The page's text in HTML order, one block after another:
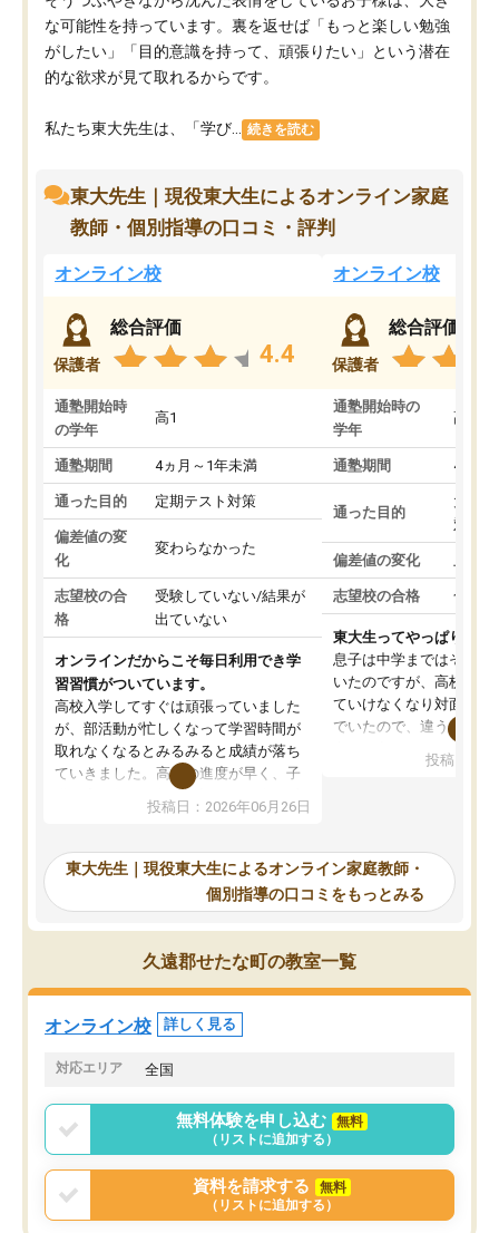
な可能性を持っています。裏を返せば「もっと楽しい勉強
がしたい」「目的意識を持って、頑張りたい」という潜在
的な欲求が見て取れるからです。
私たち東大先生は、「学び... 続きを読む
東大先生｜現役東大生によるオンライン家庭
教師・個別指導の口コミ・評判
オンライン校
保護者
総合評価
4.4
通塾開始時
の学年
高1
通塾期間 4ヵ月～1年未満
通った目的 定期テスト対策
偏差値の変
化
変わらなかった
志望校の合
格
受験していない/結果が
出ていない
オンラインだからこそ毎日利用でき学
習習慣がついています。
高校入学してすぐは頑張っていました
が、部活動が忙しくなって学習時間が
取れなくなるとみるみると成績が落ち
ていきました。高校の進度が早く、子
供も家に帰って勉強の話すると嫌な反
応を示します。東大先生にお願いして
れるので、親としても安心です。毎日
使える自習室とかもあり、わからない
ところがあれば先生が回答してくれる
のも重宝しています。
投稿日：2026年06月26日
オンライン校
保護者
総合評価
通塾開始時の
学年
高3
通塾期間 4ヵ月
通った目的
大学
対策
偏差値の変化
志望校の合格 合格
東大生ってやっぱりすご
息子は中学まではそこそ
いたのですが、高校に入
ていけなくなり対面の塾
でいたので、違うアプロ
で、当初は模試でD判定
自習室が毎日使えていつ
るのが心強かったよう
謝です。
投稿日：
東大先生｜現役東大生によるオンライン家庭教師・
個別指導の口コミをもっとみる
久遠郡せたな町の教室一覧
オンライン校 詳しく見る
対応エリア 全国
無料体験を申し込む
無料
（リストに追加する）
資料を請求する
無料
（リストに追加する）